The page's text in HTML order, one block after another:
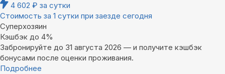
4 602 ₽ за сутки
Стоимость за 1 сутки при заезде сегодня
Суперхозяин
Кэшбэк до 4%
Забронируйте до 31 августа 2026 — и получите кэшбэк
бонусами после оценки проживания.
Подробнее